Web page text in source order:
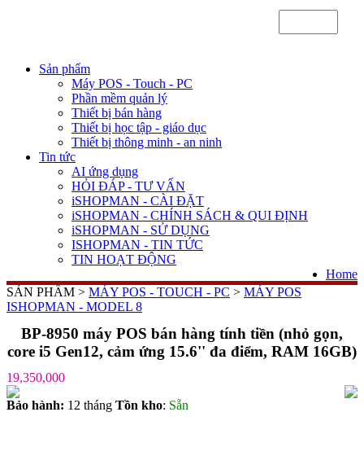
Sản phẩm
Máy POS - Touch - PC
Phần mềm quản lý
Thiết bị bán hàng
Thiết bị học tập - giáo dục
Thiết bị thông minh - an ninh
Tin tức
AI ứng dụng
HỎI ĐÁP - TƯ VẤN
iSHOPMAN - CÀI ĐẶT
iSHOPMAN - CHÍNH SÁCH & QUI ĐỊNH
iSHOPMAN - SỬ DỤNG
ISHOPMAN - TIN TỨC
TIN HOẠT ĐỘNG
Home
SẢN PHẨM > MÁY POS - TOUCH - PC > MÁY POS
ISHOPMAN - MODEL 8
BP-8950 máy POS bán hàng tính tiền (nhỏ gọn,
core i5 Gen12, cảm ứng 15.6'' đa điểm, RAM 16GB)
19,350,000
Bảo hành: 12 tháng Tồn kho: Sẵn